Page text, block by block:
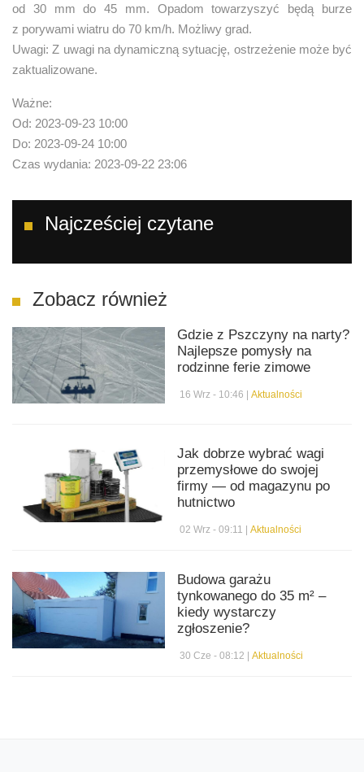
od 30 mm do 45 mm. Opadom towarzyszyć będą burze
z porywami wiatru do 70 km/h. Możliwy grad.
Uwagi: Z uwagi na dynamiczną sytuację, ostrzeżenie może być
zaktualizowane.
Ważne:
Od: 2023-09-23 10:00
Do: 2023-09-24 10:00
Czas wydania: 2023-09-22 23:06
Najcześciej czytane
Zobacz również
Gdzie z Pszczyny na narty?
Najlepsze pomysły na
rodzinne ferie zimowe
16 Wrz - 10:46 |Aktualności
Jak dobrze wybrać wagi
przemysłowe do swojej
firmy — od magazynu po
hutnictwo
02 Wrz - 09:11 |Aktualności
Budowa garażu
tynkowanego do 35 m² –
kiedy wystarczy
zgłoszenie?
30 Cze - 08:12 |Aktualności